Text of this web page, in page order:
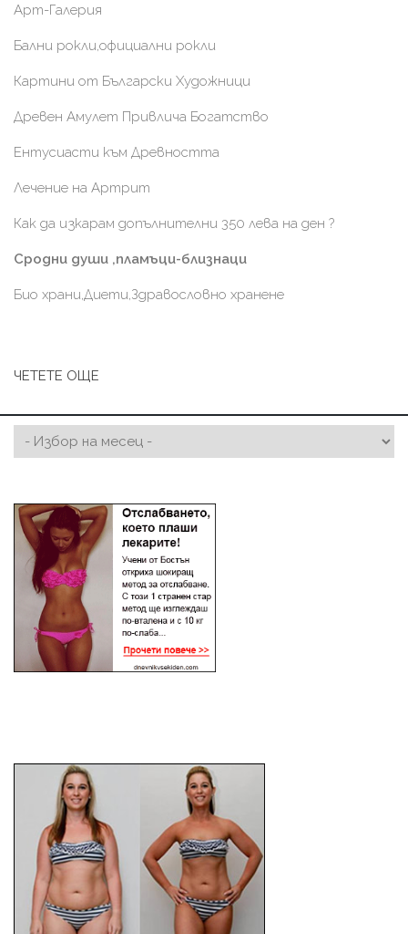
Арт-Галерия
Бални рокли,официални рокли
Картини от Български Художници
Древен Амулет Привлича Богатство
Ентусиасти към Древността
Лечение на Артрит
Как да изкарам допълнителни 350 лева на ден ?
Сродни души ,пламъци-близнаци
Био храни,Диети,Здравословно хранене
ЧЕТЕТЕ ОЩЕ